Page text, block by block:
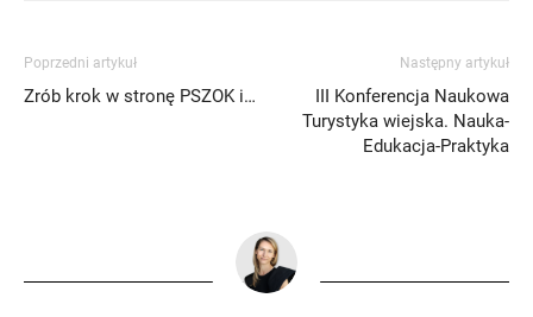
Poprzedni artykuł
Zrób krok w stronę PSZOK i…
Następny artykuł
III Konferencja Naukowa
Turystyka wiejska. Nauka-
Edukacja-Praktyka